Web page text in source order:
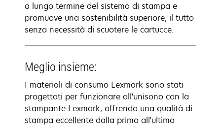
a lungo termine del sistema di stampa e
promuove una sostenibilità superiore, il tutto
senza necessità di scuotere le cartucce.
Meglio insieme:
I materiali di consumo Lexmark sono stati
progettati per funzionare all'unisono con la
stampante Lexmark, offrendo una qualità di
stampa eccellente dalla prima all'ultima